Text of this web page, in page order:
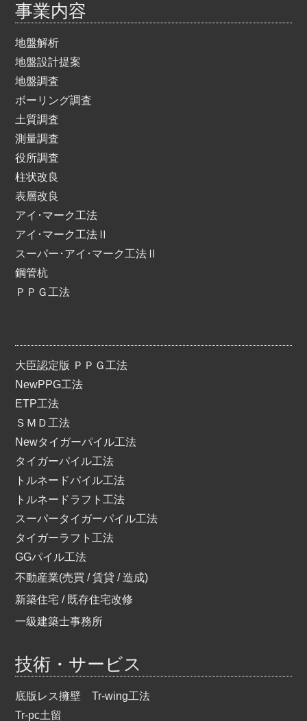
事業内容
地盤解析
地盤設計提案
地盤調査
ボーリング調査
土質調査
測量調査
役所調査
柱状改良
表層改良
アイ･マーク工法
アイ･マーク工法Ⅱ
スーパー･アイ･マーク工法Ⅱ
鋼管杭
ＰＰＧ工法
大臣認定版 ＰＰＧ工法
NewPPG工法
ETP工法
ＳＭＤ工法
Newタイガーパイル工法
タイガーパイル工法
トルネードパイル工法
トルネードラフト工法
スーパータイガーパイル工法
タイガーラフト工法
GGパイル工法
不動産業(売買 / 賃貸 / 造成)
新築住宅 / 既存住宅改修
一級建築士事務所
技術・サービス
底版レス擁壁 Tr-wing工法
Tr-pc土留